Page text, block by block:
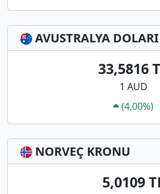
AVUSTRALYA DOLARI
33,5816
1 AUD
(4,00%)
NORVEÇ KRONU
5,0109